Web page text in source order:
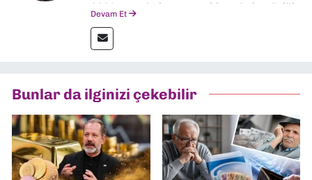
2024 senesinde mezun oldum. Dokuz Eylül
editörlük görevini de üstleniyorum.
Devam Et
Bunlar da ilginizi çekebilir